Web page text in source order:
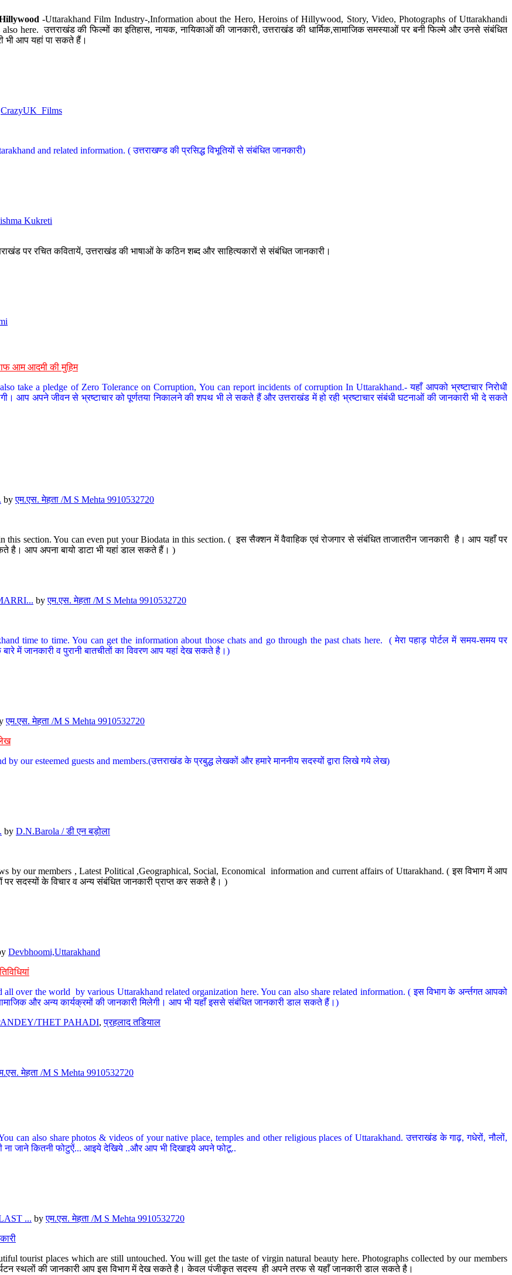
-Uttarakhand Film Industry-,Information about the Hero, Heroins of Hillywood, Story, Video, Photographs of Uttarakhandi
here. उत्तराखंड की फिल्मों का इतिहास, नायक, नायिकाओं की जानकारी, उत्तराखंड की धार्मिक,सामाजिक समस्याओं पर बनी फिल्मे और उनसे संबंधित
भी आप यहां पा सकते हैं।
CrazyUK_Films
and related information. ( उत्तराखण्ड की प्रसिद्ध विभूतियों से संबंधित जानकारी)
Kukreti
पर रचित कवितायें, उत्तराखंड की भाषाओं के कठिन शब्द और साहित्यकारों से संबंधित जानकारी।
आम आदमी की मुहिम
take a pledge of Zero Tolerance on Corruption, You can report incidents of corruption In Uttarakhand.- यहाँ आपको भ्रष्टाचार निरोधी
आप अपने जीवन से भ्रष्टाचार को पूर्णतया निकालने की शपथ भी ले सकते हैं और उत्तराखंड में हो रही भ्रष्टाचार संबंधी घटनाओं की जानकारी भी दे सकते
byएम.एस. मेहता /M S Mehta 9910532720
section. You can even put your Biodata in this section. ( इस सैक्शन में वैवाहिक एवं रोजगार से संबंधित ताजातरीन जानकारी है। आप यहाँ पर
है। आप अपना बायो डाटा भी यहां डाल सकते हैं। )
byएम.एस. मेहता /M S Mehta 9910532720
time to time. You can get the information about those chats and go through the past chats here. ( मेरा पहाड़ पोर्टल में समय-समय पर
में जानकारी व पुरानी बातचीतों का विवरण आप यहां देख सकते है।)
एम.एस. मेहता /M S Mehta 9910532720
our esteemed guests and members.(उत्तराखंड के प्रबुद्ध लेखकों और हमारे माननीय सदस्यों द्वारा लिखे गये लेख)
by D.N.Barola / डी एन बड़ोला
by our members , Latest Political ,Geographical, Social, Economical information and current affairs of Uttarakhand. ( इस विभाग में आप
पर सदस्यों के विचार व अन्य संबंधित जानकारी प्राप्त कर सकते है। )
Devbhoomi,Uttarakhand
over the world by various Uttarakhand related organization here. You can also share related information. ( इस विभाग के अर्न्तगत आपको
और अन्य कार्यक्रमों की जानकारी मिलेगी। आप भी यहाँ इससे संबंधित जानकारी डाल सकते हैं।)
THET PAHADI,प्रहलाद तडियाल
मेहता /M S Mehta 9910532720
can also share photos & videos of your native place, temples and other religious places of Uttarakhand. उत्तराखंड के गाढ़, गधेरों, नौलों,
ना जाने कितनी फोटुऐं... आइये देखिये ..और आप भी दिखाइये अपने फोटू..
... byएम.एस. मेहता /M S Mehta 9910532720
tourist places which are still untouched. You will get the taste of virgin natural beauty here. Photographs collected by our members
स्थलों की जानकारी आप इस विभाग में देख सकते है। केवल पंजीकृत सदस्य ही अपने तरफ से यहाँ जानकारी डाल सकते है।